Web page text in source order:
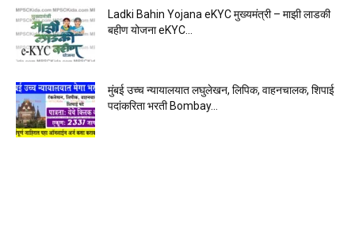
Ladki Bahin Yojana eKYC मुख्यमंत्री – माझी लाडकी
बहीण योजना eKYC...
मुंबई उच्च न्यायालयात लघुलेखन, लिपिक, वाहनचालक, शिपाई
पदांकरिता भरती Bombay...